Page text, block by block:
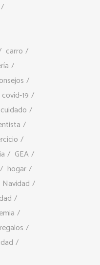
carro
covid-19
cuidado
GEA
hogar
Navidad
regalos